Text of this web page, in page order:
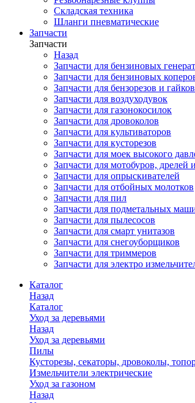
Складская техника
Шланги пневматические
Запчасти
Запчасти
Назад
Запчасти для бензиновых
Запчасти для бензиновых
Запчасти для бензорезов и
Запчасти для воздуходувок
Запчасти для газонокосилок
Запчасти для дровоколов
Запчасти для культиваторов
Запчасти для кусторезов
Запчасти для моек высокого
Запчасти для мотобуров, дрелей
Запчасти для опрыскивателей
Запчасти для отбойных молотков
Запчасти для пил
Запчасти для подметальных
Запчасти для пылесосов
Запчасти для смарт унитазов
Запчасти для снегоуборщиков
Запчасти для триммеров
Запчасти для электро
Каталог
Назад
Каталог
Уход за деревьями
Назад
Уход за деревьями
Пилы
Кусторезы, секаторы, дровоколы,
Измельчители электрические
Уход за газоном
Назад